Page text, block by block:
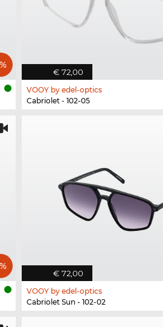
€ 72,00
VOOY by edel-optics
Cabriolet - 102-05
€ 72,00
VOOY by edel-optics
Cabriolet Sun - 102-02